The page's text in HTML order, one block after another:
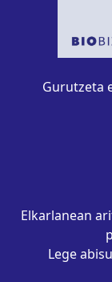
Gurutzeta
Elkarlanean
Lege